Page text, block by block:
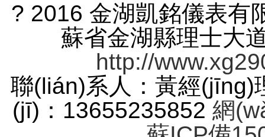
? 2016 金湖凱銘儀表有
蘇省金湖縣理士大
http://
聯(lián)系人：黃經(jīng)
(jī)：13655235852 網